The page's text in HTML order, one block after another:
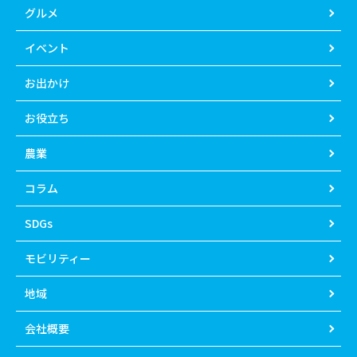
グルメ
イベント
お出かけ
お役立ち
農業
コラム
SDGs
モビリティー
地域
会社概要